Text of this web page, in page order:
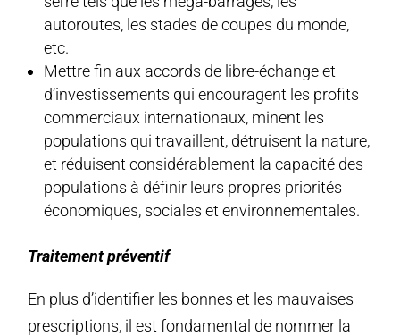
autoroutes, les stades de coupes du monde,
etc.
Mettre fin aux accords de libre-échange et
d’investissements qui encouragent les profits
commerciaux internationaux, minent les
populations qui travaillent, détruisent la nature,
et réduisent considérablement la capacité des
populations à définir leurs propres priorités
économiques, sociales et environnementales.
Traitement préventif
En plus d’identifier les bonnes et les mauvaises
prescriptions, il est fondamental de nommer la